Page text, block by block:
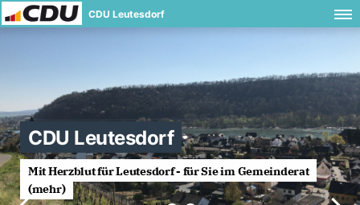
CDU Leutesdorf
CDU Leutesdorf
Mit Herzblut für Leutesdorf - für Sie im Gemeinderat
(mehr)